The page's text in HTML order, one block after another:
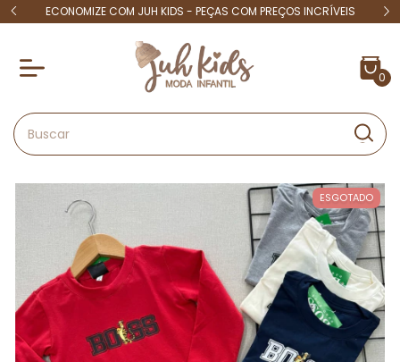
15 ECONOMIZE COM JUH KIDS - PEÇAS COM PREÇOS INCRÍVEIS 4X
0
ESGOTADO